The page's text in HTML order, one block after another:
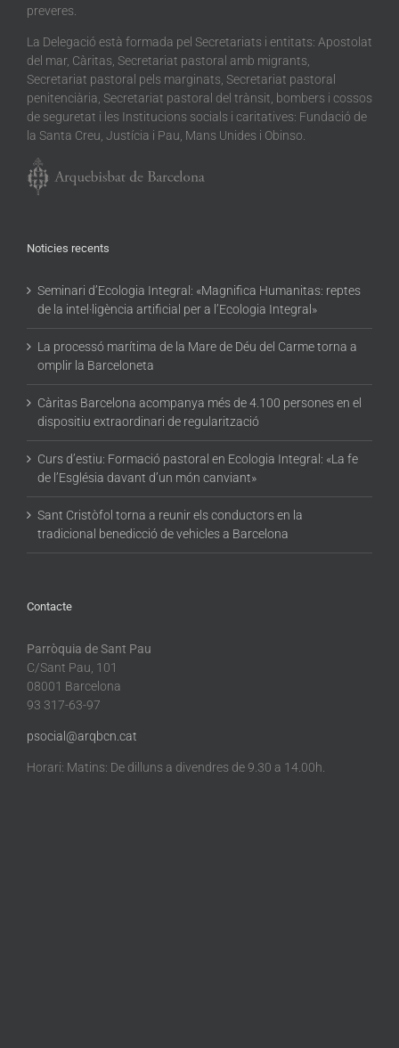
preveres.
La Delegació està formada pel Secretariats i entitats: Apostolat
del mar, Càritas, Secretariat pastoral amb migrants,
Secretariat pastoral pels marginats, Secretariat pastoral
penitenciària, Secretariat pastoral del trànsit, bombers i cossos
de seguretat i les Institucions socials i caritatives: Fundació de
la Santa Creu, Justícia i Pau, Mans Unides i Obinso.
Noticies recents
Seminari d’Ecologia Integral: «Magnifica Humanitas: reptes
de la intel·ligència artificial per a l’Ecologia Integral»
La processó marítima de la Mare de Déu del Carme torna a
omplir la Barceloneta
Càritas Barcelona acompanya més de 4.100 persones en el
dispositiu extraordinari de regularització
Curs d’estiu: Formació pastoral en Ecologia Integral: «La fe
de l’Església davant d’un món canviant»
Sant Cristòfol torna a reunir els conductors en la
tradicional benedicció de vehicles a Barcelona
Contacte
Parròquia de Sant Pau
C/Sant Pau, 101
08001 Barcelona
93 317-63-97
psocial@arqbcn.cat
Horari: Matins: De dilluns a divendres de 9.30 a 14.00h.